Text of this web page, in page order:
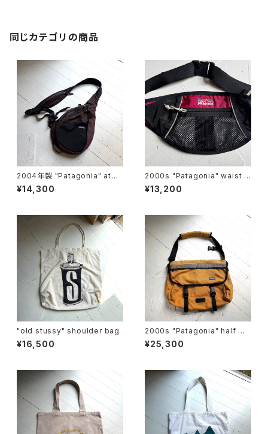
同じカテゴリの商品
2004年製 "Patagonia" ato
m shoulder bag
¥14,300
2000s "Patagonia" waist p
ouch
¥13,200
"old stussy" shoulder bag
¥16,500
2000s "Patagonia" half ma
ss bag
¥25,300